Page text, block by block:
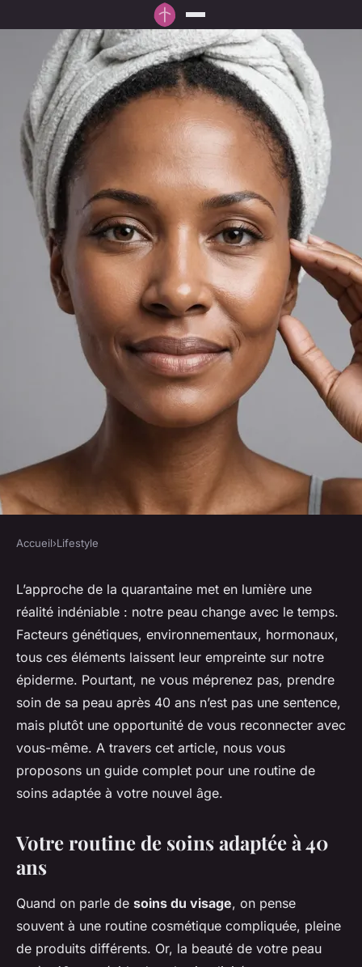
LIFESTYLE
Quels sont les meilleurs
conseils pour une routine de
soins de la peau après 40 ans?
Lenny•2 octobre 2024•6 min de lecture
Accueil›Lifestyle
L’approche de la quarantaine met en lumière une
réalité indéniable : notre peau change avec le temps.
Facteurs génétiques, environnementaux, hormonaux,
tous ces éléments laissent leur empreinte sur notre
épiderme. Pourtant, ne vous méprenez pas, prendre
soin de sa peau après 40 ans n’est pas une sentence,
mais plutôt une opportunité de vous reconnecter avec
vous-même. A travers cet article, nous vous
proposons un guide complet pour une routine de
soins adaptée à votre nouvel âge.
Votre routine de soins adaptée à 40
ans
Quand on parle de soins du visage, on pense
souvent à une routine cosmétique compliquée, pleine
de produits différents. Or, la beauté de votre peau